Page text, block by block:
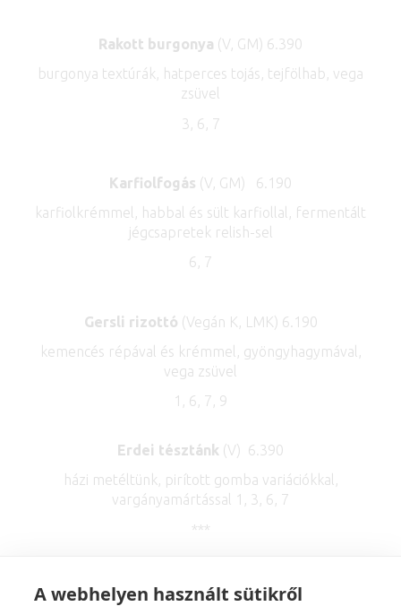
A webhelyen használt sütikről
Rakott burgonya (V, GM) 6.390
burgonya textúrák, hatperces tojás, tejfölhab, vega
zsüvel
3, 6, 7
Karfiolfogás (V, GM) 6.190
karfiolkrémmel, habbal és sült karfiollal, fermentált
jégcsapretek relish-sel
6, 7
Gersli rizottó (Vegán K, LMK) 6.190
kemencés répával és krémmel, gyöngyhagymával,
vega zsüvel
1, 6, 7, 9
Erdei tésztánk (V) 6.390
házi metéltünk, pirított gomba variációkkal,
vargányamártással 1, 3, 6, 7
***
SAVANYÚSÁGOK,SALÁTÁK